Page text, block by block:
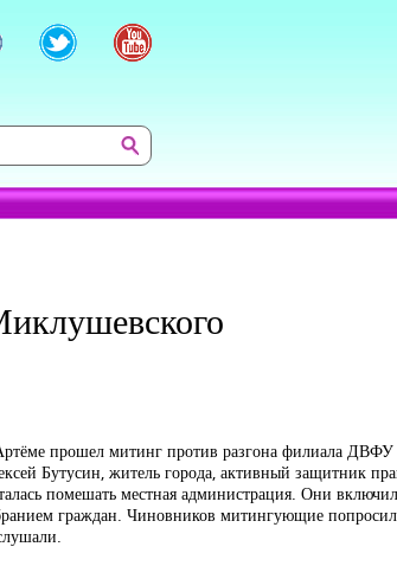
прошел митинг против разгона филиала ДВФУ
Бутусин, житель города, активный защитник
помешать местная администрация. Они
граждан. Чиновников митингующие